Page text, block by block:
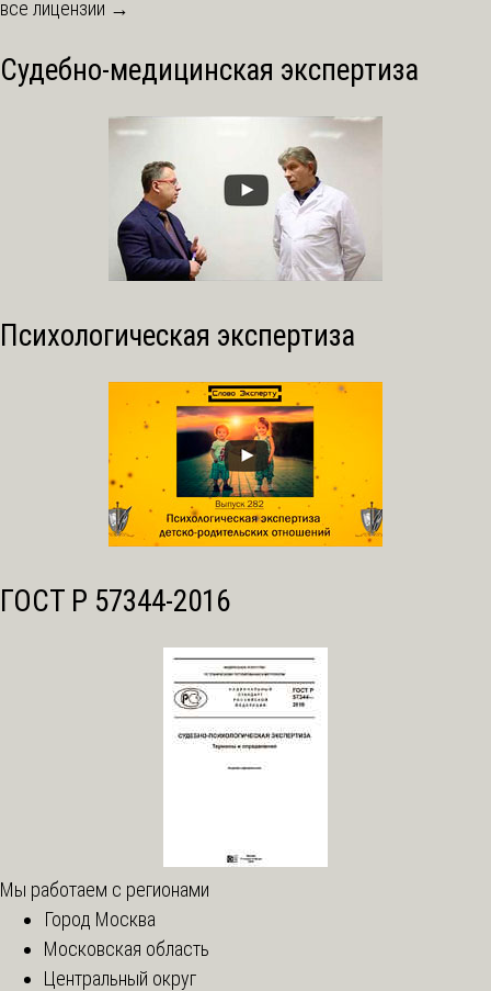
все лицензии →
Судебно-медицинская экспертиза
Психологическая экспертиза
ГОСТ Р 57344-2016
Мы работаем с регионами
Город Москва
Московская область
Центральный округ